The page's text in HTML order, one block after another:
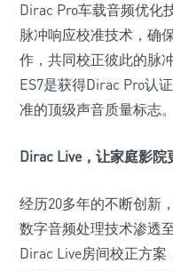
Dirac Pro车载音频优化
脉冲响应校准技术，确
作，共同校正彼此的脉
ES7是获得Dirac Pro认
准的顶级声音质量标志。
Dirac Live，让家庭影院
经历20多年的不断创新
数字音频处理技术渗透
Dirac Live房间校正方